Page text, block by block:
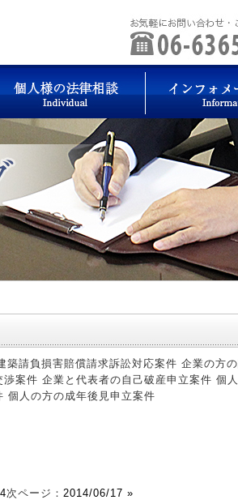
築請負損害賠償請求訴訟対応案件 企業の方
案件 企業と代表者の自己破産申立案件 個
個人の方の成年後見申立案件
次ページ： 2014/06/17 »